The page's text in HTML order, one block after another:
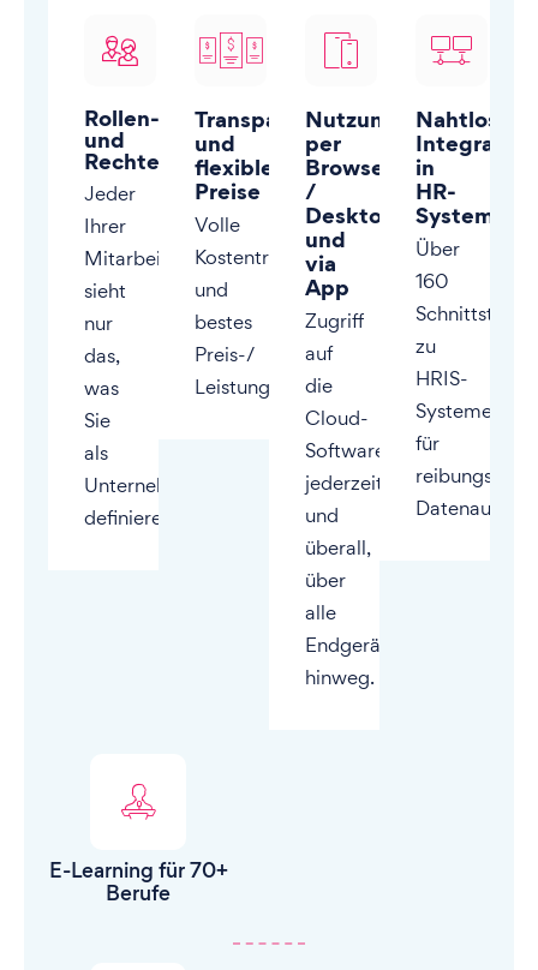
Rollen-
und
Rechtemanagement
Jeder
Ihrer
Mitarbeiter:innen
sieht
nur
das,
was
Sie
als
Unternehmen
definieren.
Transparente
und
flexible
Preise
Volle
Kostentransparenz
und
bestes
Preis-/
Leistungsverhältnis
Nutzung
per
Browser
/
Desktop
und
via
App
Zugriff
auf
die
Cloud-
Software
jederzeit
und
überall,
über
alle
Endgeräte
hinweg.
Nahtlose
Integration
in
HR-
Systeme
Über
160
Schnittstellen
zu
HRIS-
Systemen
für
reibungslosen
E-Learning für 70+
Berufe